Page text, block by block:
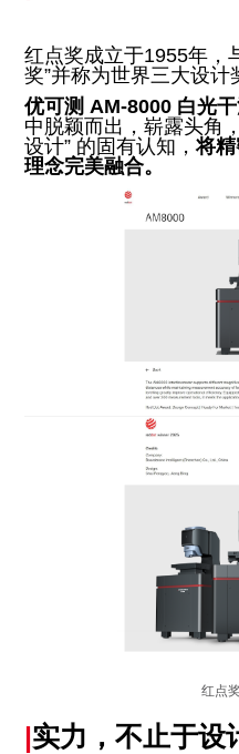
红点奖成立于1955年，
奖”并称为世界三大设计
优可测 AM-8000 白光
中脱颖而出，崭露头角
设计” 的固有认知，将
理念完美融合。
红点
|实力，不止于设